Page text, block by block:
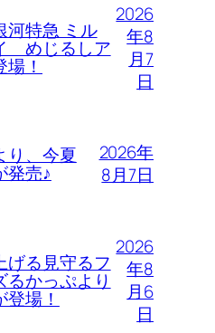
河特急 ミル
めじるしア
！
2026
年8
月7
日
り、今夏
発売♪
2026年
8月7日
げる見守るフ
るかっぷより
場！
2026
年8
月6
日